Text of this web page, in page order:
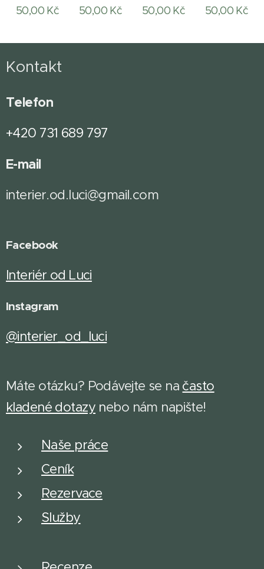
50,00Kč 50,00Kč 50,00Kč 50,00Kč
Kontakt
Telefon
+420 731 689 797
E-mail
interier.od.luci@gmail.com
Facebook
Interiér od Luci
Instagram
@interier_od_luci
Máte otázku? Podávejte se na často
kladené dotazy nebo nám napište!
Naše práce
Ceník
Rezervace
Služby